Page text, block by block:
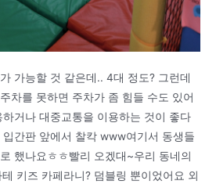
가능할 것 같은데.. 4대 정도? 그런데
차를 못하면 주차가 좀 힘들 수도 있어
거나 대중교통을 이용하는 것이 좋다
간판 앞에서 찰칵 www여기서 동생들
했나요ㅎㅎ빨리 오겠대~우리 동네의
키즈 카페라니? 덤블링 뿐이었어요 외